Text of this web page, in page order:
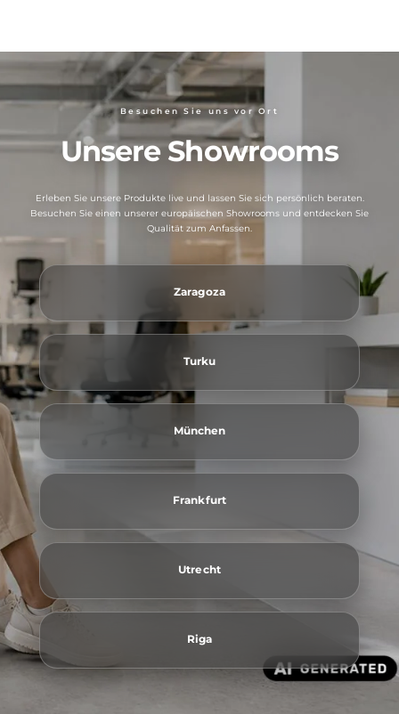
Besuchen Sie uns vor Ort
Unsere Showrooms
Erleben Sie unsere Produkte live und lassen Sie sich persönlich beraten.
Besuchen Sie einen unserer europäischen Showrooms und entdecken Sie
Qualität zum Anfassen.
Zaragoza
Turku
München
Frankfurt
Utrecht
Riga